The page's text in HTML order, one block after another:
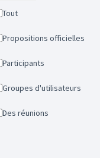
Tout
Propositions officielles
Participants
Groupes d'utilisateurs
Des réunions